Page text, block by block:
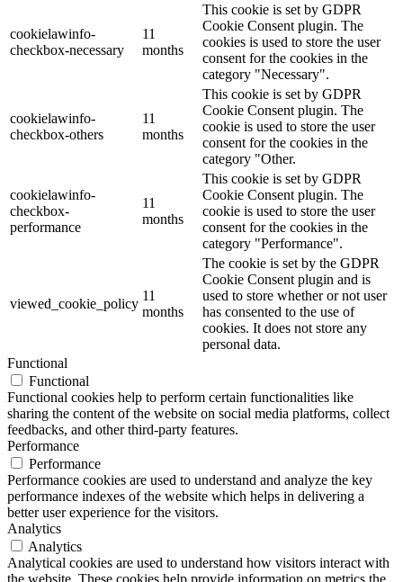
cookielawinfo-
checkbox-necessary
11
months
This cookie is set by GDPR
Cookie Consent plugin. The
cookies is used to store the user
consent for the cookies in the
category "Necessary".
cookielawinfo-
checkbox-others
11
months
This cookie is set by GDPR
Cookie Consent plugin. The
cookie is used to store the user
consent for the cookies in the
category "Other.
cookielawinfo-
checkbox-
performance
11
months
This cookie is set by GDPR
Cookie Consent plugin. The
cookie is used to store the user
consent for the cookies in the
category "Performance".
viewed_cookie_policy
11
months
The cookie is set by the GDPR
Cookie Consent plugin and is
used to store whether or not user
has consented to the use of
cookies. It does not store any
personal data.
Functional
Functional
Functional cookies help to perform certain functionalities like
sharing the content of the website on social media platforms, collect
feedbacks, and other third-party features.
Performance
Performance
Performance cookies are used to understand and analyze the key
performance indexes of the website which helps in delivering a
better user experience for the visitors.
Analytics
Analytics
Analytical cookies are used to understand how visitors interact with
the website. These cookies help provide information on metrics the